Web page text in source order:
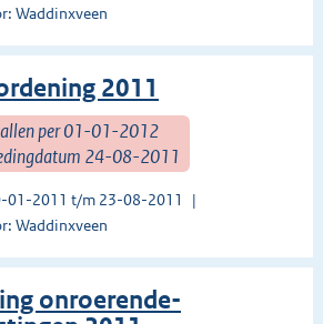
Waddinxveen
2011
per 01-01-2012
24-08-2011
01-2011 t/m 23-08-2011
Waddinxveen
onroerende-